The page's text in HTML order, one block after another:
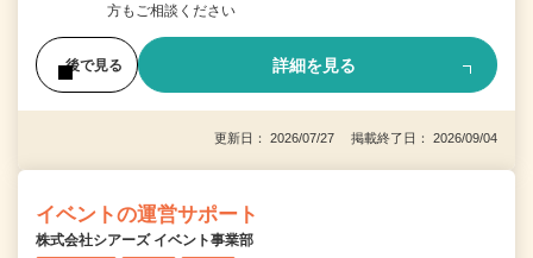
方もご相談ください
後で見る 詳細を見る
更新日： 2026/07/27 掲載終了日： 2026/09/04
イベントの運営サポート
株式会社シアーズ イベント事業部